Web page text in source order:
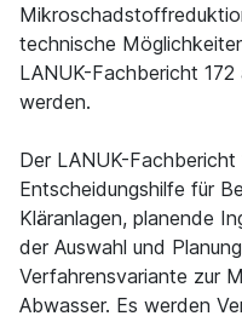
technische
LANUK-Fachbericht
werden.
Der LANUK-Fachbericht
Entscheidungshilfe für
Kläranlagen, planende
der Auswahl und
Verfahrensvariante zur
Abwasser. Es werden